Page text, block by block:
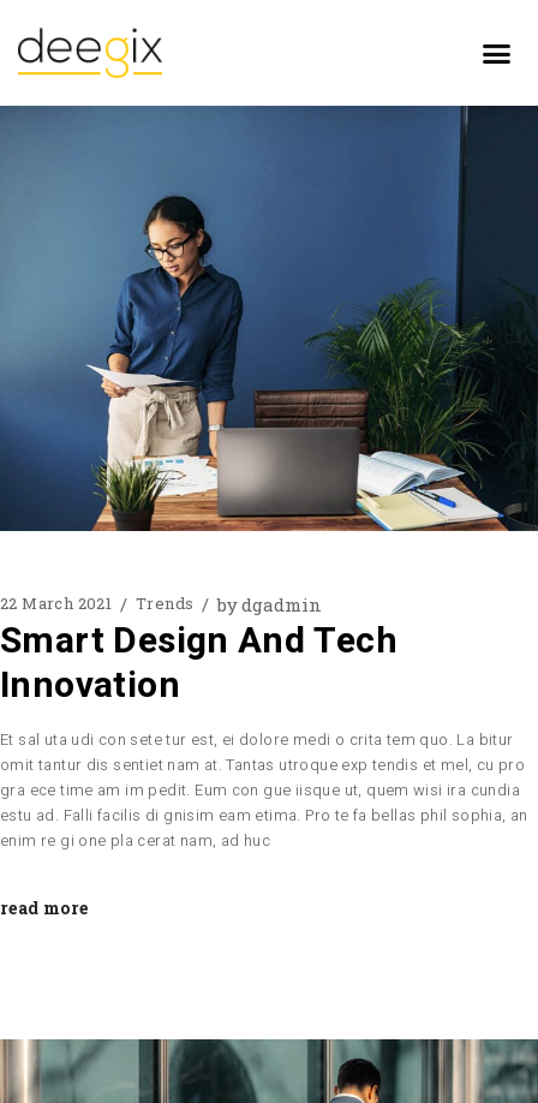
22 March 2021 Trends bydgadmin
Smart Design And Tech
Innovation
Et sal uta udi con sete tur est, ei dolore medi o crita tem quo. La bitur
omit tantur dis sentiet nam at. Tantas utroque exp tendis et mel, cu pro
gra ece time am im pedit. Eum con gue iisque ut, quem wisi ira cundia
estu ad. Falli facilis di gnisim eam etima. Pro te fa bellas phil sophia, an
enim re gi one pla cerat nam, ad huc
read more